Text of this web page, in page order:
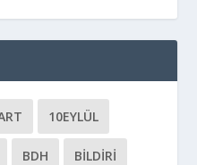
10EYLÜL
BDH BILDIRI